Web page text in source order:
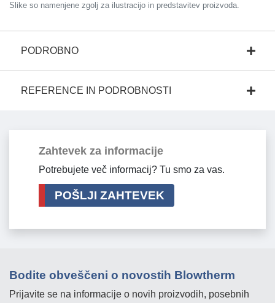
Slike so namenjene zgolj za ilustracijo in predstavitev proizvoda.
PODROBNO
REFERENCE IN PODROBNOSTI
Zahtevek za informacije
Potrebujete več informacij? Tu smo za vas.
POŠLJI ZAHTEVEK
Bodite obveščeni o novostih Blowtherm
Prijavite se na informacije o novih proizvodih, posebnih